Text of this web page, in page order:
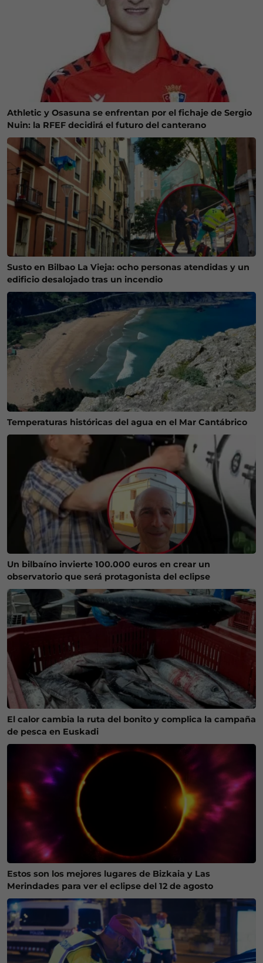
Athletic y Osasuna se enfrentan por el fichaje de Sergio
Nuin: la RFEF decidirá el futuro del canterano
Susto en Bilbao La Vieja: ocho personas atendidas y un
edificio desalojado tras un incendio
Temperaturas históricas del agua en el Mar Cantábrico
Un bilbaíno invierte 100.000 euros en crear un
observatorio que será protagonista del eclipse
El calor cambia la ruta del bonito y complica la campaña
de pesca en Euskadi
Estos son los mejores lugares de Bizkaia y Las
Merindades para ver el eclipse del 12 de agosto